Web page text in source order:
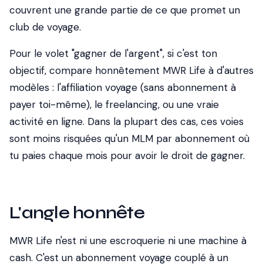
couvrent une grande partie de ce que promet un
club de voyage.
Pour le volet "gagner de l'argent", si c'est ton
objectif, compare honnêtement MWR Life à d'autres
modèles : l'affiliation voyage (sans abonnement à
payer toi-même), le freelancing, ou une vraie
activité en ligne. Dans la plupart des cas, ces voies
sont moins risquées qu'un MLM par abonnement où
tu paies chaque mois pour avoir le droit de gagner.
L'angle honnête
MWR Life n'est ni une escroquerie ni une machine à
cash. C'est un abonnement voyage couplé à un